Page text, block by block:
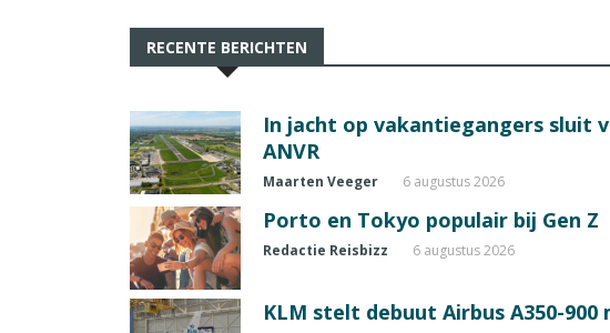
RECENTE BERICHTEN
In jacht op vakantiegangers sluit
ANVR
Maarten Veeger 6 augustus 2026
Porto en Tokyo populair bij Gen Z
Redactie Reisbizz 6 augustus 2026
KLM stelt debuut Airbus A350-